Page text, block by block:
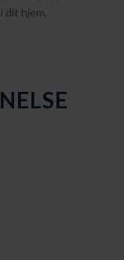
dit hjem.